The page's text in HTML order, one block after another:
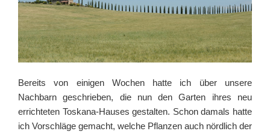
Bereits von einigen Wochen hatte ich über unsere
Nachbarn geschrieben, die nun den Garten ihres neu
errichteten Toskana-Hauses gestalten. Schon damals hatte
ich Vorschläge gemacht, welche Pflanzen auch nördlich der